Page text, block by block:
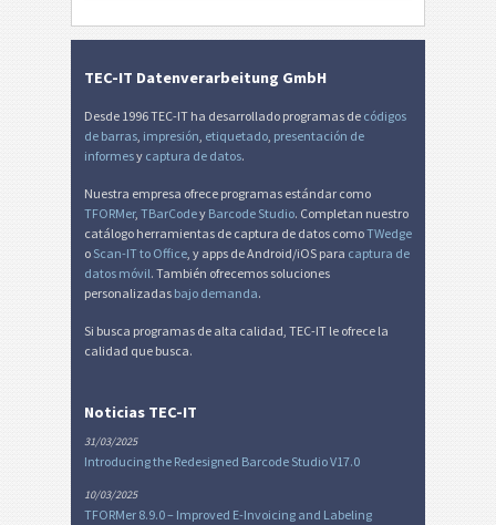
TEC-IT Datenverarbeitung GmbH
Desde 1996 TEC-IT ha desarrollado programas de códigos
de barras impresión etiquetado presentación de
informesy captura de datos.
Nuestra empresa ofrece programas estándar como
TFORMer, TBarCodey Barcode Studio. Completan nuestro
catálogo herramientas de captura de datos comoTWedge
o Scan-IT to Office , y apps de Android/iOS para captura de
datos móvil. También ofrecemos soluciones
personalizadas bajo demanda.
Si busca programas de alta calidad, TEC-IT le ofrece la
calidad que busca.
Noticias TEC-IT
31/03/2025
Introducing the Redesigned Barcode Studio V17.0
10/03/2025
TFORMer 8.9.0 – Improved E-Invoicing and Labeling